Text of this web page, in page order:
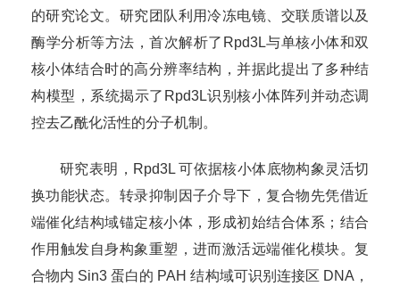
的研究论文。研究团队利用冷冻电镜、交联质谱以及
酶学分析等方法，首次解析了Rpd3L与单核小体和双
核小体结合时的高分辨率结构，并据此提出了多种结
构模型，系统揭示了Rpd3L识别核小体阵列并动态调
控去乙酰化活性的分子机制。
研究表明，Rpd3L 可依据核小体底物构象灵活切
换功能状态。转录抑制因子介导下，复合物先凭借近
端催化结构域锚定核小体，形成初始结合体系；结合
作用触发自身构象重塑，进而激活远端催化模块。复
合物内 Sin3 蛋白的 PAH 结构域可识别连接区 DNA，